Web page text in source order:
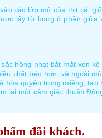
các lớp mỡ của thịt cá,
lấy từ bụng ở phần
hồng nhạt bắt mắt xen
chất béo hơn, và ngoài
quyện trong miệng,
lại một cảm giác thuần
đãi khách.